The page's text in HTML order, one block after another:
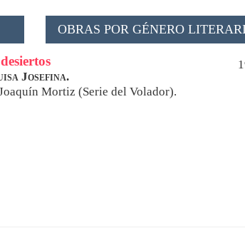
OBRAS POR GÉNERO
Josefina.
Mortiz (Serie del Volador).